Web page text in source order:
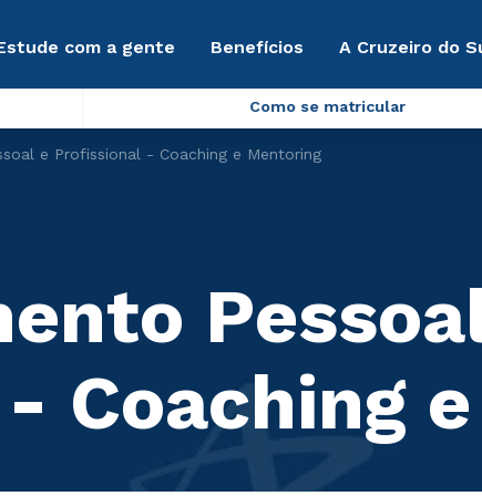
com a gente Benefícios A Cruzeiro do
Como se matricular
e Profissional - Coaching e Mentoring
Coaching